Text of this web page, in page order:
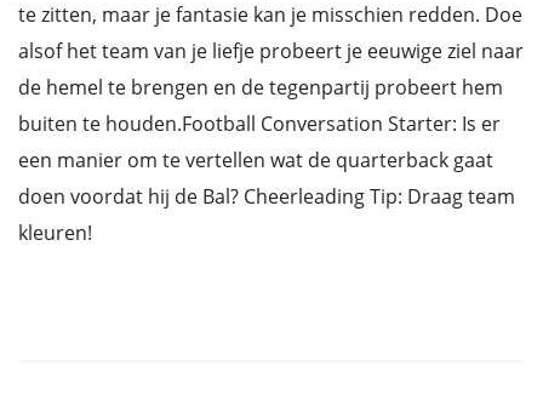
te zitten, maar je fantasie kan je misschien redden. Doe
alsof het team van je liefje probeert je eeuwige ziel naar
de hemel te brengen en de tegenpartij probeert hem
buiten te houden.Football Conversation Starter: Is er
een manier om te vertellen wat de quarterback gaat
doen voordat hij de Bal? Cheerleading Tip: Draag team
kleuren!